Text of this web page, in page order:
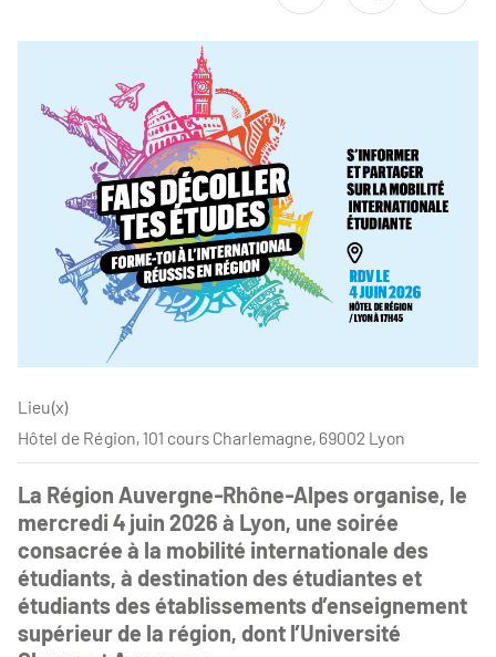
Lieu(x)
Hôtel de Région, 101 cours Charlemagne, 69002 Lyon
La Région Auvergne‑Rhône‑Alpes organise, le
mercredi 4 juin 2026 à Lyon, une soirée
consacrée à la mobilité internationale des
étudiants, à destination des étudiantes et
étudiants des établissements d’enseignement
supérieur de la région, dont l’Université